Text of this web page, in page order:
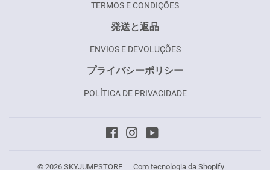
TERMOS E CONDIÇÕES
発送と返品
ENVIOS E DEVOLUÇÕES
プライバシーポリシー
POLÍTICA DE PRIVACIDADE
FacebookInstagram
© 2026 SKYJUMPSTORE Com tecnologia da Shopify